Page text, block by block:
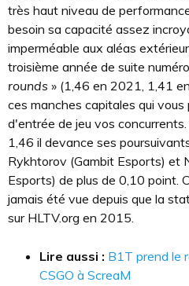
très haut niveau de
besoin sa capacité assez
imperméable aux aléas
troisième année de suite
rounds » (1,46 en 2021, 1,41
ces manches capitales qui
d'entrée de jeu vos
1,46 il devance ses
Rykhtorov (Gambit Esports) et
Esports) de plus de 0,10 point.
jamais été vue depuis que la
sur HLTV.org en 2015.
Lire aussi : B1T prend le
CSGO à ScreaM